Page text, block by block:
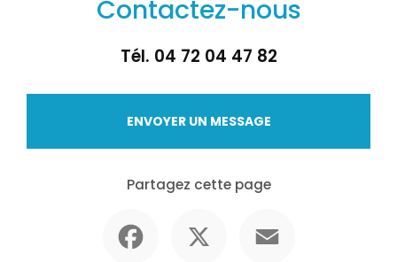
Contactez-nous
Tél. 04 72 04 47 82
ENVOYER UN MESSAGE
Partagez cette page